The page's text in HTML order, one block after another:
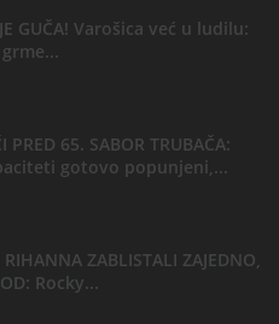
GUČA! Varošica već u ludilu:
PRED 65. SABOR TRUBAČA:
gotovo popunjeni,...
ZABLISTALI ZAJEDNO,
Rocky...